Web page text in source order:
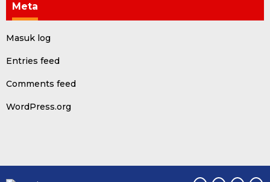
Meta
Masuk log
Entries feed
Comments feed
WordPress.org